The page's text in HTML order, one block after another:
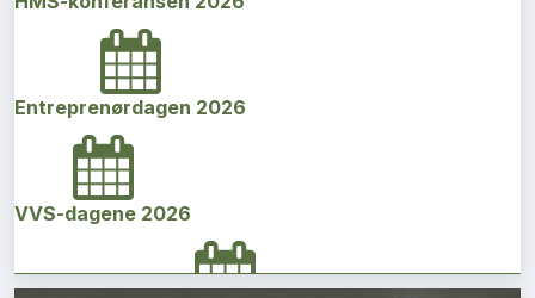
Entreprenørdagen 2026
VVS-dagene 2026